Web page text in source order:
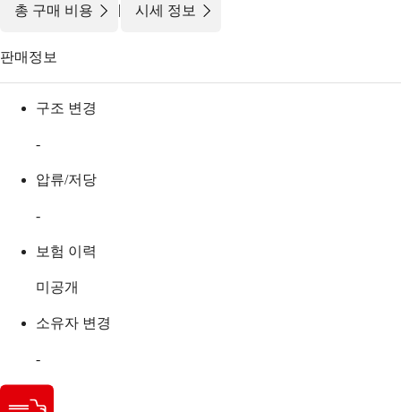
총 구매 비용 | 시세 정보
판매정보
구조 변경
-
압류/저당
-
보험 이력
미공개
소유자 변경
-